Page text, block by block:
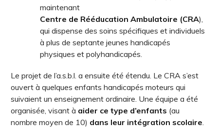
maintenant
Centre de Rééducation Ambulatoire (CRA),
qui dispense des soins spécifiques et individuels
à plus de septante jeunes handicapés
physiques et polyhandicapés.
Le projet de l’a.s.b.l. a ensuite été étendu. Le CRA s’est
ouvert à quelques enfants handicapés moteurs qui
suivaient un enseignement ordinaire. Une équipe a été
organisée, visant à aider ce type d’enfants (au
nombre moyen de 10) dans leur intégration scolaire